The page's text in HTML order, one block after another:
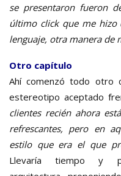
se presentaron fueron
último click que me
lenguaje, otra manera de
Otro capítulo
Ahí comenzó todo otro
estereotipo aceptado
clientes recién ahora
refrescantes, pero en
estilo que era el que
Llevaría tiempo y